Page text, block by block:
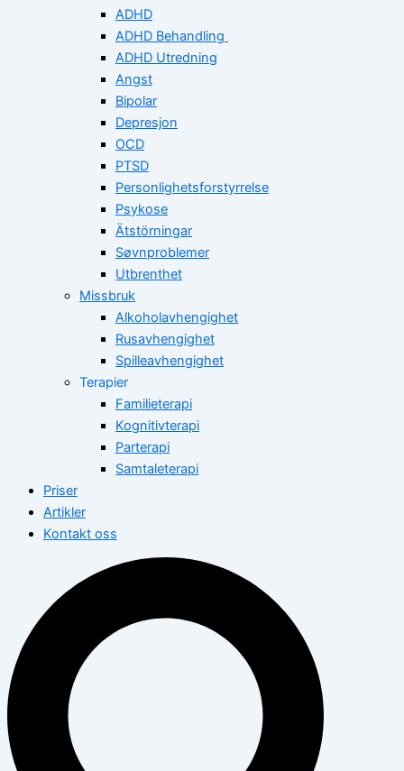
ADHD
ADHD Behandling
ADHD Utredning
Angst
Bipolar
Depresjon
OCD
PTSD
Personlighetsforstyrrelse
Psykose
Ätstörningar
Søvnproblemer
Utbrenthet
Missbruk
Alkoholavhengighet
Rusavhengighet
Spilleavhengighet
Terapier
Familieterapi
Kognitivterapi
Parterapi
Samtaleterapi
Priser
Artikler
Kontakt oss